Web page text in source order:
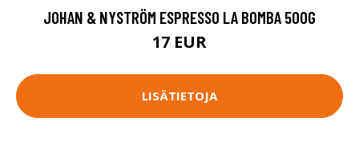
JOHAN & NYSTRÖM ESPRESSO LA BOMBA 500G
17 EUR
LISÄTIETOJA